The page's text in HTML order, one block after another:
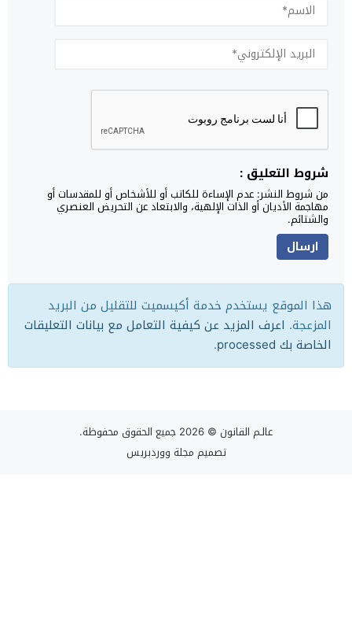
شروط التعليق :
من شروط النشر: عدم الإساءة للكاتب أو للأشخاص أو للمقدسات أو
مهاجمة الأديان أو الذات الإلهية، والابتعاد عن التحريض العنصري
والشتائم.
هذا الموقع يستخدم خدمة أكيسميت للتقليل من البريد
المزعجة. اعرف المزيد عن كيفية التعامل مع بيانات التعليقات
الخاصة بك processed
.
عالـم القانون © 2026 جميع الحقوق محفوظة.
تصميم مجلة ووردبريس